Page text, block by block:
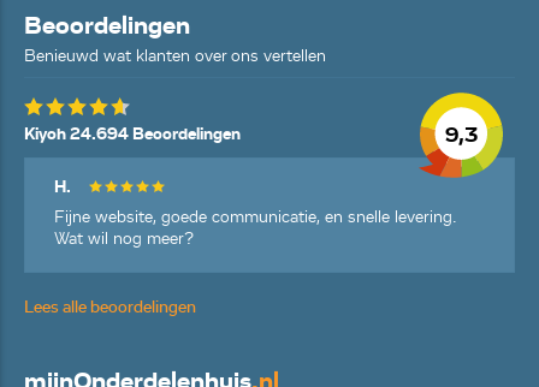
Beoordelingen
Benieuwd wat klanten over ons vertellen
9,3
Kiyoh 24.694 Beoordelingen
H.
Fijne website, goede communicatie, en snelle levering.
Wat wil nog meer?
Lees alle beoordelingen